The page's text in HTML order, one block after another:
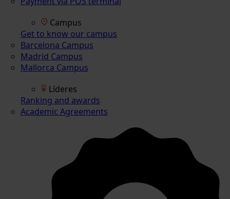
Campus
Get to know our campus
Barcelona Campus
Madrid Campus
Mallorca Campus
Líderes
Ranking and awards
Academic Agreements